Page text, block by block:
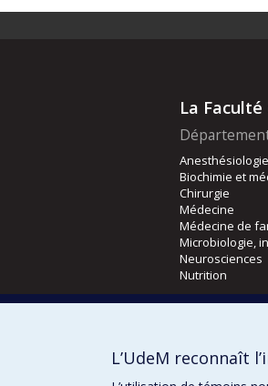
La
Biochimie et
Chirurgie
Médecine
Médecine de
Microbiologie,
Neurosciences
Nutrition
Orthophonie et
L’UdeM reconnaît